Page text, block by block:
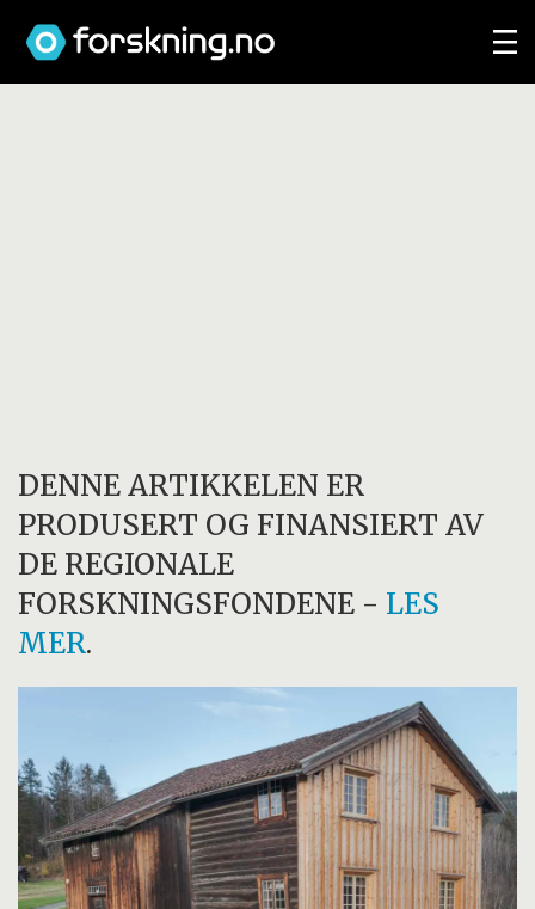
DENNE ARTIKKELEN ER
PRODUSERT OG FINANSIERT AV
DE REGIONALE
FORSKNINGSFONDENE - LES
MER.